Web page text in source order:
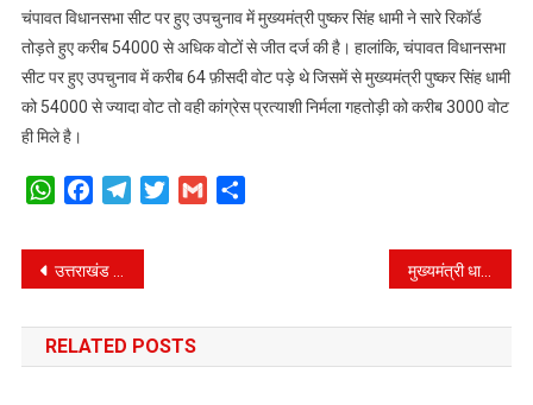
चंपावत विधानसभा सीट पर हुए उपचुनाव में मुख्यमंत्री पुष्कर सिंह धामी ने सारे रिकॉर्ड
तोड़ते हुए करीब 54000 से अधिक वोटों से जीत दर्ज की है। हालांकि, चंपावत विधानसभा
सीट पर हुए उपचुनाव में करीब 64 फ़ीसदी वोट पड़े थे जिसमें से मुख्यमंत्री पुष्कर सिंह धामी
को 54000 से ज्यादा वोट तो वही कांग्रेस प्रत्याशी निर्मला गहतोड़ी को करीब 3000 वोट
ही मिले है।
WhatsAppFacebookTelegramTwitterGmail
Post
navigation
उत्तराखंड शासन ने चार अधिकारियों के लिए तबादले, जानिए किसे क्या दी जिम्मेदारी। मुख्यमंत्री धामी की ऐतिहासिक जीत पर भाजपा मुख्यालय में जीत का जश्न
RELATED POSTS